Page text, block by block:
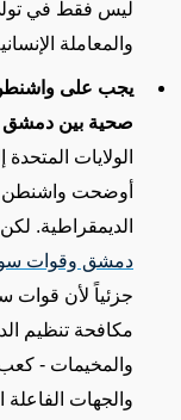
ليس فقط في تولي
والمعاملة
يجب على
صحية بين دمشق
الولايات
أوضحت واشنطن
الديمقراطية. لكن
دمشق وقوات
جزئياً لأن قوات
مكافحة تنظيم
والمخيمات -
والجهات